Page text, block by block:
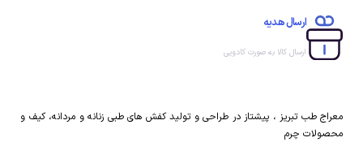
ارسال هدیه
ارسال کالا به صورت کادویی
معراج طب تبریز ، پیشتاز در طراحی و تولید کفش های طبی زنانه و مردانه، کیف و
محصولات چرم